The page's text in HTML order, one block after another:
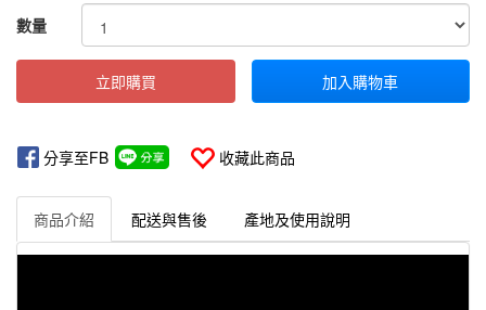
GOODS000000000000000311318
數量
立即購買 加入購物車
分享至FB 收藏此商品
商品介紹 配送與售後 產地及使用說明